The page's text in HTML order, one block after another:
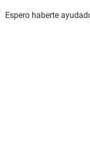
Espero haberte